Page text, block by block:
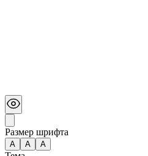
Размер шрифта
А A A